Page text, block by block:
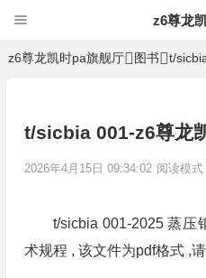
z6尊龙
z6尊龙凯时pa旗舰厅 图书 t/
t/sicbia 001-z6尊龙
2026年4月15日 09:34:02 阅读模式
t/sicbia 001-2025 蒸压
术规程 , 该文件为pdf格式 ,